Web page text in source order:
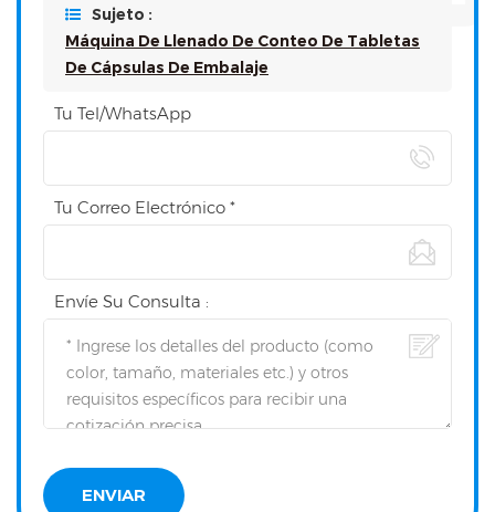
Sujeto :
Máquina De Llenado De Conteo De Tabletas
De Cápsulas De Embalaje
Tu Tel/WhatsApp
Tu Correo Electrónico *
Envíe Su Consulta :